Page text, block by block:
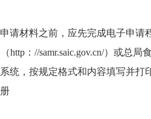
材料之前，应先完成电子申请
：//samr.saic.gov.cn/）或总局食
统，按规定格式和内容填写并打